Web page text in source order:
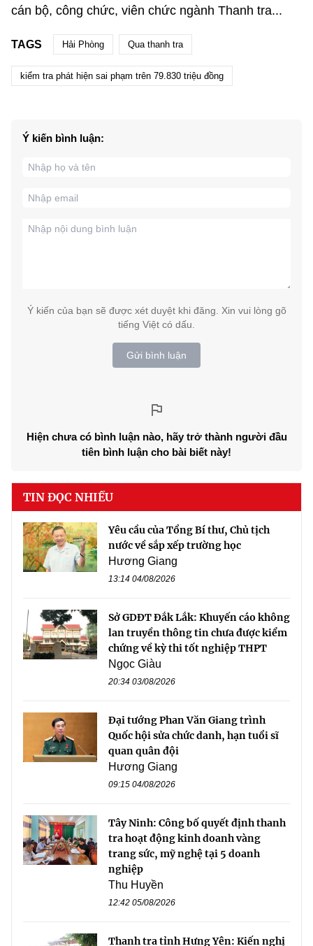
cán bộ, công chức, viên chức ngành Thanh tra...
TAGS Hải Phòng Qua thanh tra
kiểm tra phát hiện sai phạm trên 79.830 triệu đồng
Ý kiến bình luận:
Ý kiến của bạn sẽ được xét duyệt khi đăng. Xin vui lòng gõ
tiếng Việt có dấu.
Gửi bình luận
Hiện chưa có bình luận nào, hãy trở thành người đầu
tiên bình luận cho bài biết này!
TIN ĐỌC NHIỀU
Yêu cầu của Tổng Bí thư, Chủ tịch
nước về sắp xếp trường học
Hương Giang
13:14 04/08/2026
Sở GDĐT Đắk Lắk: Khuyến cáo không
lan truyền thông tin chưa được kiểm
chứng về kỳ thi tốt nghiệp THPT
Ngọc Giàu
20:34 03/08/2026
Đại tướng Phan Văn Giang trình
Quốc hội sửa chức danh, hạn tuổi sĩ
quan quân đội
Hương Giang
09:15 04/08/2026
Tây Ninh: Công bố quyết định thanh
tra hoạt động kinh doanh vàng
trang sức, mỹ nghệ tại 5 doanh
nghiệp
Thu Huyền
12:42 05/08/2026
Thanh tra tỉnh Hưng Yên: Kiến nghị